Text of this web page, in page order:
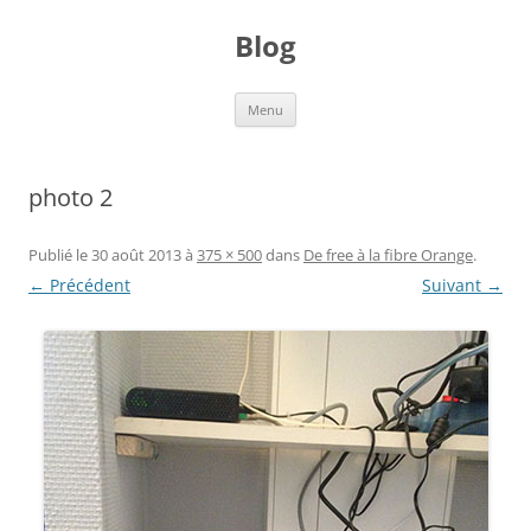
Blog
Menu
photo 2
Publié le30 août 2013à 375 × 500dans De free à la fibre Orange.
← Précédent Suivant →